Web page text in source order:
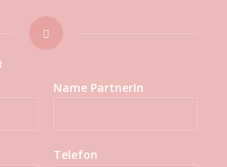
Name PartnerIn
Telefon